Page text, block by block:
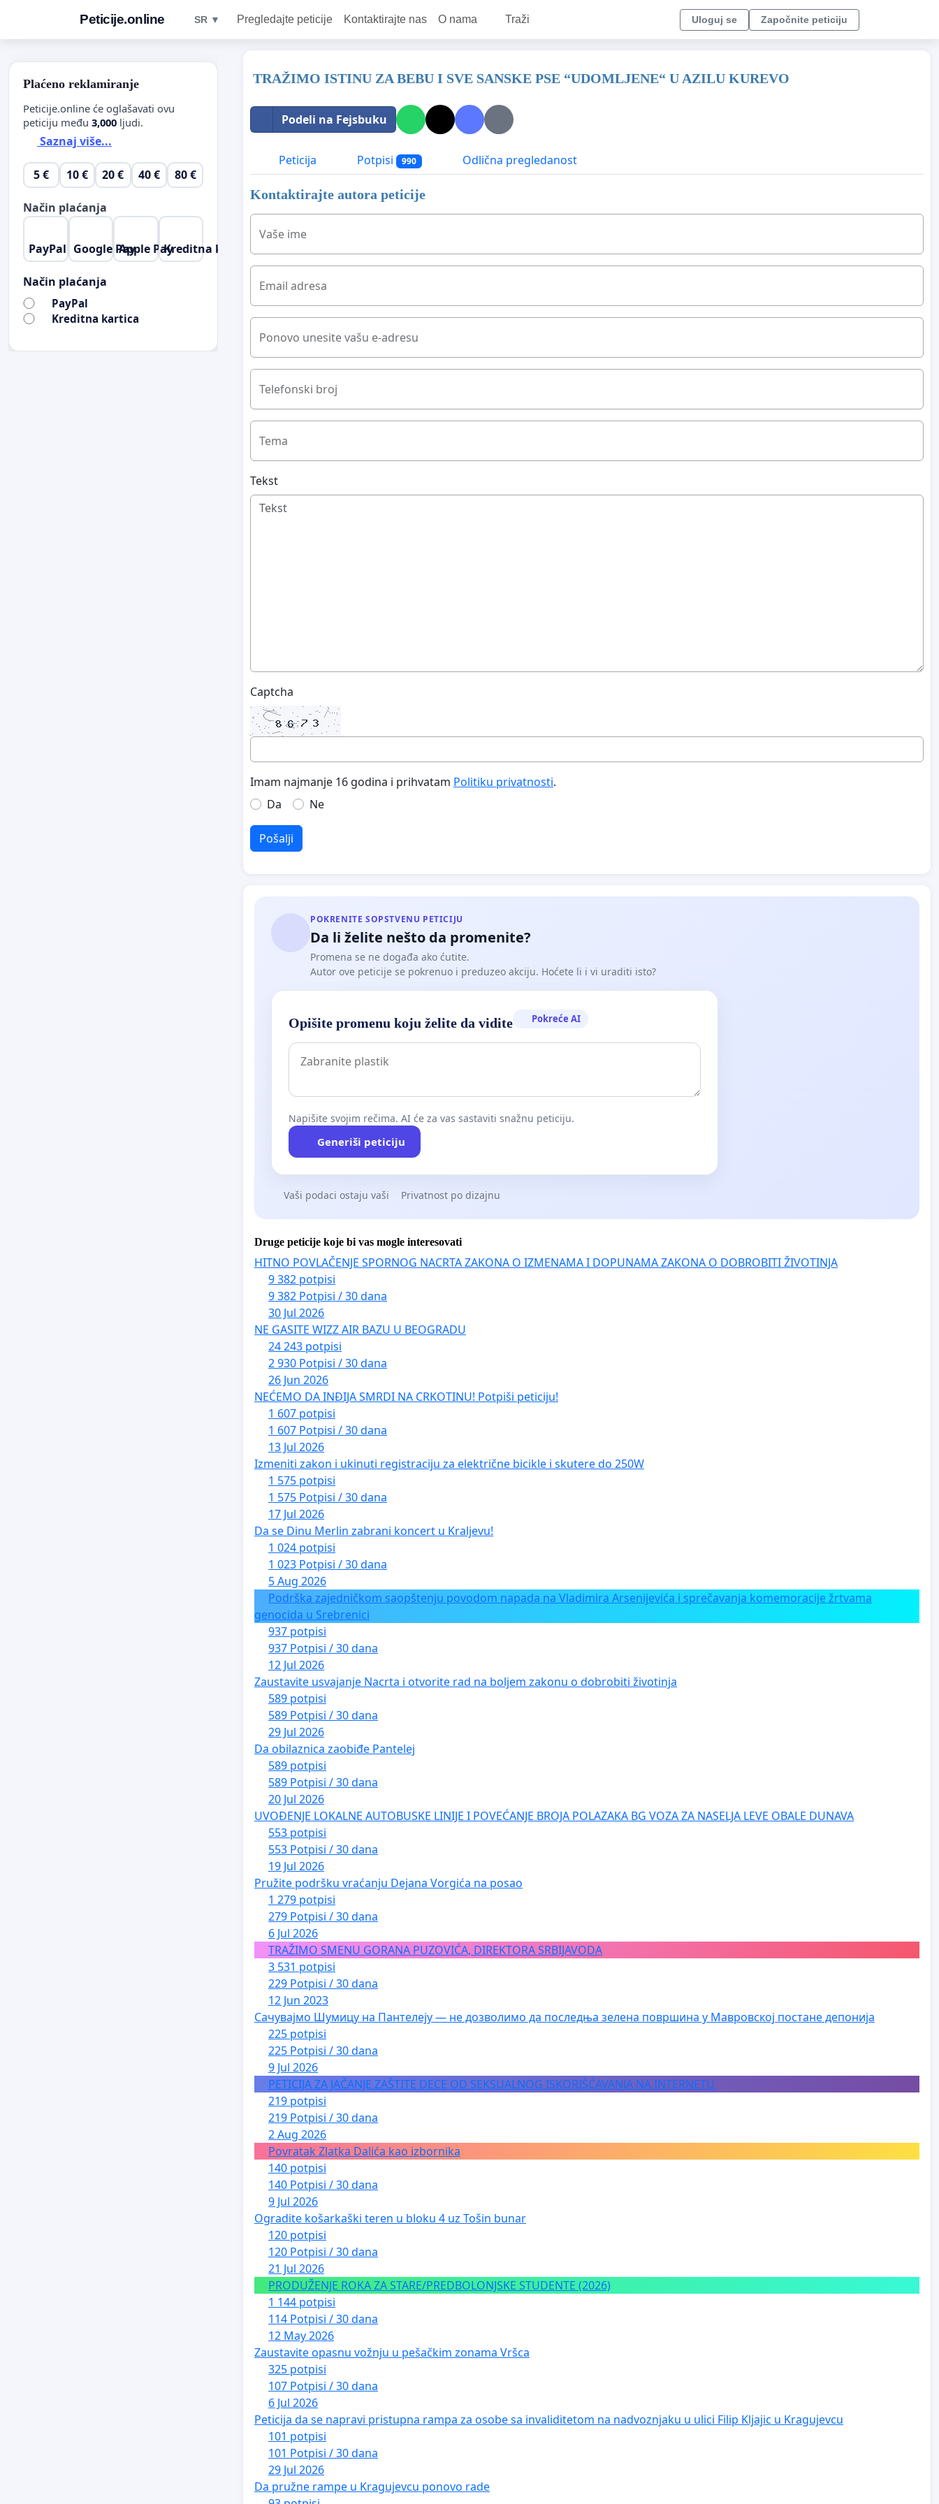
Peticije.online SR ▼ Pregledajte peticije Kontaktirajte nas O nama Traži Uloguj se Započnite peticiju
TRAŽIMO ISTINU ZA BEBU I SVE SANSKE PSE “UDOMLJENE“ U AZILU KUREVO
Podeli na Fejsbuku
Peticija Potpisi 990 Odlična pregledanost
Kontaktirajte autora peticije
Vaše ime
Email adresa
Ponovo unesite vašu e-adresu
Telefonski broj
Tema
Tekst
Captcha
Imam najmanje 16 godina i prihvatam Politiku privatnosti.
Da
Ne
Pošalji
POKRENITE SOPSTVENU PETICIJU
Da li želite nešto da promenite?
Promena se ne događa ako ćutite.
Autor ove peticije se pokrenuo i preduzeo akciju. Hoćete li i vi uraditi isto?
Opišite promenu koju želite da vidite Pokreće AI
Napišite svojim rečima. AI će za vas sastaviti snažnu peticiju.
Generiši peticiju
Vaši podaci ostaju vaši Privatnost po dizajnu
Druge peticije koje bi vas mogle interesovati
HITNO POVLAČENJE SPORNOG NACRTA ZAKONA O IZMENAMA I DOPUNAMA ZAKONA O DOBROBITI ŽIVOTINJA
9 382 potpisi
9 382 Potpisi / 30 dana
30 Jul 2026
NE GASITE WIZZ AIR BAZU U BEOGRADU
24 243 potpisi
2 930 Potpisi / 30 dana
26 Jun 2026
NEĆEMO DA INĐIJA SMRDI NA CRKOTINU! Potpiši peticiju!
1 607 potpisi
1 607 Potpisi / 30 dana
13 Jul 2026
Izmeniti zakon i ukinuti registraciju za električne bicikle i skutere do 250W
1 575 potpisi
1 575 Potpisi / 30 dana
17 Jul 2026
Da se Dinu Merlin zabrani koncert u Kraljevu!
1 024 potpisi
1 023 Potpisi / 30 dana
5 Aug 2026
Podrška zajedničkom saopštenju povodom napada na Vladimira Arsenijevića i sprečavanja komemoracije žrtvama
genocida u Srebrenici
937 potpisi
937 Potpisi / 30 dana
12 Jul 2026
Zaustavite usvajanje Nacrta i otvorite rad na boljem zakonu o dobrobiti životinja
589 potpisi
589 Potpisi / 30 dana
29 Jul 2026
Da obilaznica zaobiđe Pantelej
589 potpisi
589 Potpisi / 30 dana
20 Jul 2026
UVOĐENJE LOKALNE AUTOBUSKE LINIJE I POVEĆANJE BROJA POLAZAKA BG VOZA ZA NASELJA LEVE OBALE DUNAVA
553 potpisi
553 Potpisi / 30 dana
19 Jul 2026
Pružite podršku vraćanju Dejana Vorgića na posao
1 279 potpisi
279 Potpisi / 30 dana
6 Jul 2026
TRAŽIMO SMENU GORANA PUZOVIĆA, DIREKTORA SRBIJAVODA
3 531 potpisi
229 Potpisi / 30 dana
12 Jun 2023
Сачувајмо Шумицу на Пантелеју — не дозволимо да последња зелена површина у Мавровској постане депонија
225 potpisi
225 Potpisi / 30 dana
9 Jul 2026
PETICIJA ZA JAČANJE ZAŠTITE DECE OD SEKSUALNOG ISKORIŠĆAVANJA NA INTERNETU
219 potpisi
219 Potpisi / 30 dana
2 Aug 2026
Povratak Zlatka Dalića kao izbornika
140 potpisi
140 Potpisi / 30 dana
9 Jul 2026
Ogradite košarkaški teren u bloku 4 uz Tošin bunar
120 potpisi
120 Potpisi / 30 dana
21 Jul 2026
PRODUŽENJE ROKA ZA STARE/PREDBOLONJSKE STUDENTE (2026)
1 144 potpisi
114 Potpisi / 30 dana
12 May 2026
Zaustavite opasnu vožnju u pešačkim zonama Vršca
325 potpisi
107 Potpisi / 30 dana
6 Jul 2026
Peticija da se napravi pristupna rampa za osobe sa invaliditetom na nadvoznjaku u ulici Filip Kljajic u Kragujevcu
101 potpisi
101 Potpisi / 30 dana
29 Jul 2026
Da pružne rampe u Kragujevcu ponovo rade
Plaćeno reklamiranje
Peticije.online će oglašavati ovu
peticiju među 3,000 ljudi.
Saznaj više...
5 € 10 € 20 € 40 € 80 €
Način plaćanja
PayPal Google PayApple PayKreditna kartica
Način plaćanja
PayPal
Kreditna kartica